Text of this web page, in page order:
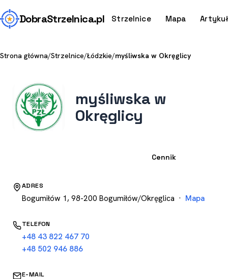
DobraStrzelnica.pl Strzelnice Mapa
Strona główna/Strzelnice/Łódzkie/myśliwska w Okręglicy
myśliwska w
Okręglicy
Cennik
ADRES
Bogumiłów 1, 98-200 Bogumiłów/Okręglica · Mapa
TELEFON
+48 43 822 467 70
+48 502 946 886
E-MAIL